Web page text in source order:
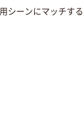
シーンにマッチす